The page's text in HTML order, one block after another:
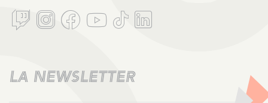
LA NEWSLETTER